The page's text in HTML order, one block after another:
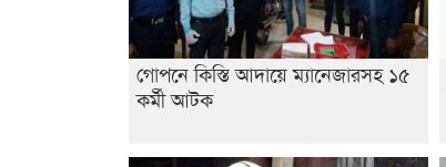
গোপনে কিস্তি আদায়ে ম্যানেজারসহ ১৫
কর্মী আটক